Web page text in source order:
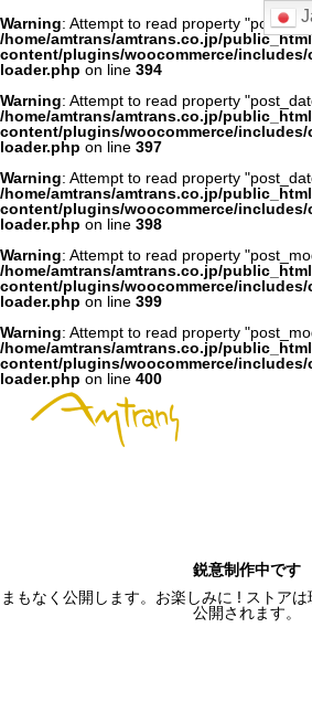
Warning: Attempt to read property
/home/amtrans/amtrans.co.jp/
content/plugins/woocommerce/includes/
loader.php on line 394
Warning: Attempt to read property
/home/amtrans/amtrans.co.jp/
content/plugins/woocommerce/includes/
loader.php on line 397
Warning: Attempt to read property
/home/amtrans/amtrans.co.jp/
content/plugins/woocommerce/includes/
loader.php on line 398
Warning: Attempt to read property
/home/amtrans/amtrans.co.jp/
content/plugins/woocommerce/includes/
loader.php on line 399
Warning: Attempt to read property
/home/amtrans/amtrans.co.jp/
content/plugins/woocommerce/includes/
loader.php on line 400
鋭意制作中です
まもなく公開します。お楽しみに ! ストア
公開されます。